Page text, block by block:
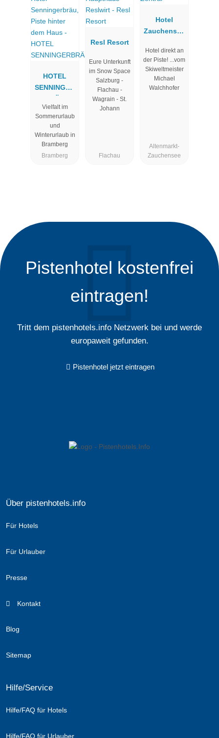
HOTEL
SENNINGER
Vielfalt im
Sommerurlaub
und
Winterurlaub in
Bramberg
Bramberg
Resl Resort
Eure Unterkunft
im Snow Space
Salzburg -
Flachau -
Wagrain - St.
Johann
Flachau
Hotel
Zauchensee
Hotel direkt an
der Piste! ...vom
Skiweltmeister
Michael
Walchhofer
Altenmarkt-
Zauchensee
Pistenhotel kostenfrei
eintragen!
Tritt dem pistenhotels.info Netzwerk bei und werde
europaweit gefunden.
Pistenhotel jetzt eintragen
Über pistenhotels.info
Für Hotels
Für Urlauber
Presse
Kontakt
Blog
Sitemap
Hilfe/Service
Hilfe/FAQ für Hotels
Hilfe/FAQ für Urlauber